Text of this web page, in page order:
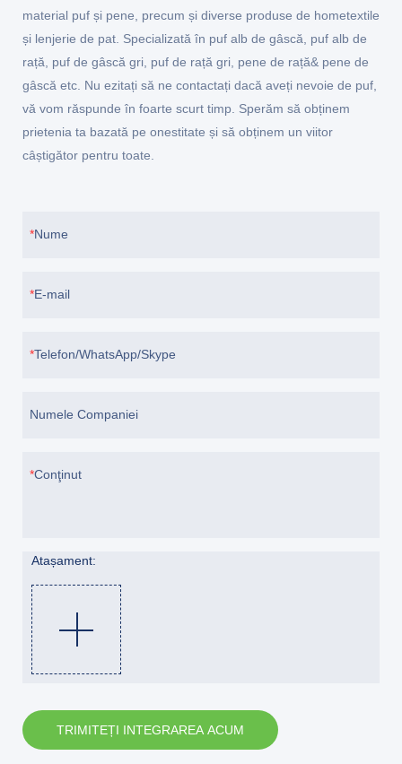
material puf și pene, precum și diverse produse de hometextile
și lenjerie de pat. Specializată în puf alb de gâscă, puf alb de
rață, puf de gâscă gri, puf de rață gri, pene de rață& pene de
gâscă etc. Nu ezitați să ne contactați dacă aveți nevoie de puf,
vă vom răspunde în foarte scurt timp. Sperăm să obținem
prietenia ta bazată pe onestitate și să obținem un viitor
câștigător pentru toate.
Nume
E-mail
Telefon/WhatsApp/Skype
Numele Companiei
Conţinut
Atașament:
TRIMITEȚI INTEGRAREA ACUM